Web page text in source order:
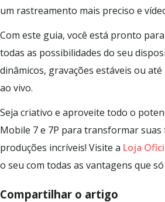
um rastreamento mais preciso e
Com este guia, você está pronto
todas as possibilidades do seu
dinâmicos, gravações estáveis ou
ao vivo.
Seja criativo e aproveite todo o
Mobile 7 e 7P para transformar suas
produções incríveis! Visite a Loja
o seu com todas as vantagens que
Compartilhar o artigo